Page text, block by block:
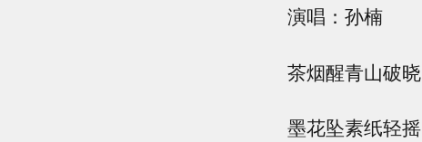
演唱：孙楠
茶烟醒青山破晓
墨花坠素纸轻摇